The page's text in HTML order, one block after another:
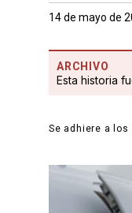
14 de mayo de
ARCHIVO
Esta historia
Se adhiere a